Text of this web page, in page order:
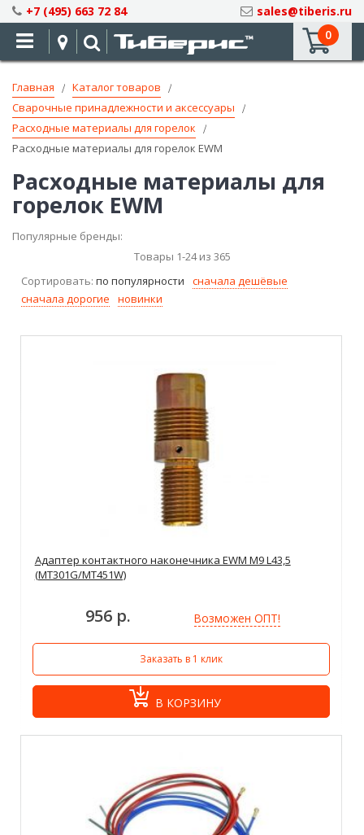
Skip
to
Content
+7 (495) 663 72 84
sales@tiberis.ru
0
Главная
Каталог товаров
Сварочные принадлежности и аксессуары
Расходные материалы для горелок
Расходные материалы для горелок EWM
Расходные материалы для
горелок EWM
Популярные бренды:
Товары 1-24из 365
Сортировать: по популярности
сначала дешёвые
сначала дорогие
новинки
Адаптер контактного наконечника EWM M9 L43,5
(MT301G/MT451W)
956 р. Возможен ОПТ!
Заказать в 1 клик
В КОРЗИНУ